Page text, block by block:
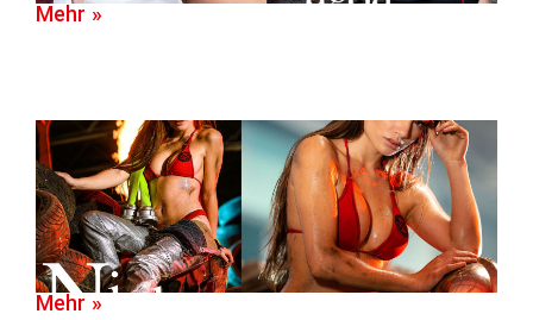
Mehr »
Mehr »